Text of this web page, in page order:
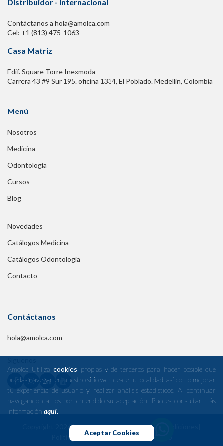
Distribuidor - Internacional
Contáctanos a hola@amolca.com
Cel: +1 (813) 475-1063
Casa Matriz
Edif. Square Torre Inexmoda
Carrera 43 #9 Sur 195. oficina 1334, El Poblado. Medellín, Colombia
Menú
Nosotros
Medicina
Odontología
Cursos
Blog
Novedades
Catálogos Medicina
Catálogos Odontología
Contacto
Contáctanos
hola@amolca.com
Copyright 2026 Editorial Amolca|Términos y condiciones
Políticas y privacidad|Políticas de envío
Amolca Utilizacookies propias y de terceros para hacer posible que
puedas navegar en nuestro sitio web desde tu localidad, así como mejorar
tu experiencia de usuario y realizar análisis estadísticos. Al continuar
navegando damos por entendido su aceptación. Puedes consultar más
información aquí.
Aceptar Cookies